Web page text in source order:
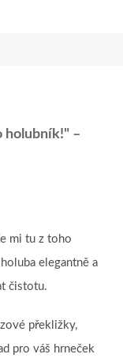
holubník!" –
mi tu z toho
elegantně a
čistotu.
překližky,
pro váš hrneček